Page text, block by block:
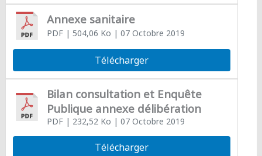
Annexe sanitaire
PDF| 504,06 Ko | 07 Octobre 2019
Télécharger
Bilan consultation et Enquête
Publique annexe délibération
PDF| 232,52 Ko | 07 Octobre 2019
Télécharger